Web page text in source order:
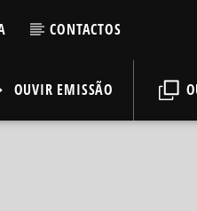
CONTACTOS
OUVIR EMISSÃO